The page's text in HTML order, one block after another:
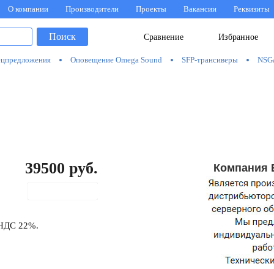
О компании Производители Проекты Вакансии Реквизиты
Избранное
Сравнение
Поиск
Оповещение Omega Sound SFP-трансиверы
39500 руб.
22%.
Компания